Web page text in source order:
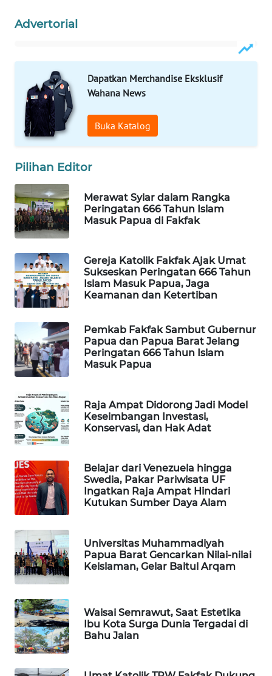
Advertorial
Dapatkan Merchandise Eksklusif
Wahana News
Buka Katalog
Pilihan Editor
Merawat Syiar dalam Rangka
Peringatan 666 Tahun Islam
Masuk Papua di Fakfak
Gereja Katolik Fakfak Ajak Umat
Sukseskan Peringatan 666 Tahun
Islam Masuk Papua, Jaga
Keamanan dan Ketertiban
Pemkab Fakfak Sambut Gubernur
Papua dan Papua Barat Jelang
Peringatan 666 Tahun Islam
Masuk Papua
Raja Ampat Didorong Jadi Model
Keseimbangan Investasi,
Konservasi, dan Hak Adat
Belajar dari Venezuela hingga
Swedia, Pakar Pariwisata UF
Ingatkan Raja Ampat Hindari
Kutukan Sumber Daya Alam
Universitas Muhammadiyah
Papua Barat Gencarkan Nilai-nilai
Keislaman, Gelar Baitul Arqam
Waisai Semrawut, Saat Estetika
Ibu Kota Surga Dunia Tergadai di
Bahu Jalan
TAMBANG
SITUNGIR
NEWS
SIDIKALANG
NEWS
NEWS
METRO
SIANTAR
NEWS
METRO
MEDAN
NEWS
JAKARTA
NEWS
KRT
KARING
NEWS
JURNAL
MARITIM
HUMBANG
GARONGGANG
NEWS
FISUELRI
ID
ENERGI